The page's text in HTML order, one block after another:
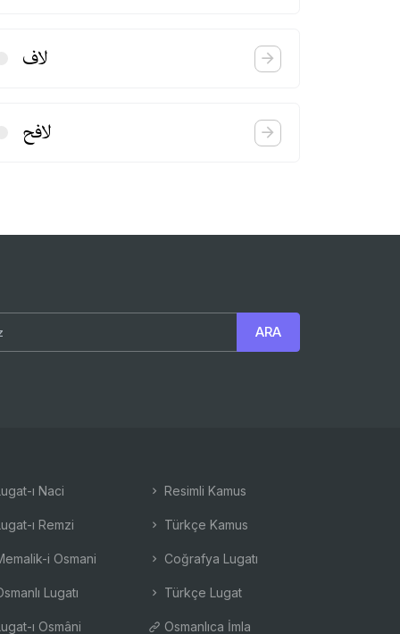
لاف
لافح
ı Naci
ı Remzi
i Osmani
Lugatı
ı Osmâni
Resimli Kamus
Türkçe Kamus
Coğrafya Lugatı
Türkçe Lugat
Osmanlıca İmla